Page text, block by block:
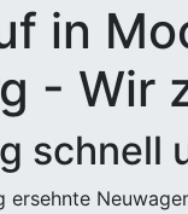
in
- Wir
schnell
ersehnte